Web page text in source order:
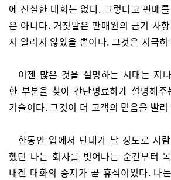
에 진실한 대화는 없다. 그렇다고 판매
은 아니다. 거짓말은 판매원의 금기 사
저 알리지 않았을 뿐이다. 그것은 지극
이젠 많은 것을 설명하는 시대는 지
한 부분을 찾아 간단명료하게 설명해
기술이다. 그것이 더 고객의 믿음을 빨
한동안 입에서 단내가 날 정도로 사
했던 나는 회사를 벗어나는 순간부터
내겐 대화의 중지가 곧 휴식이었다. 나